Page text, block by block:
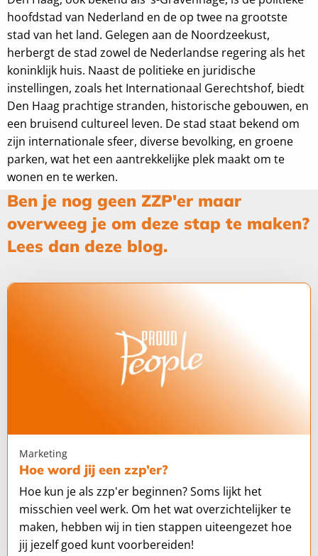
hoofdstad van Nederland en de op twee na grootste
stad van het land. Gelegen aan de Noordzeekust,
herbergt de stad zowel de Nederlandse regering als het
koninklijk huis. Naast de politieke en juridische
instellingen, zoals het Internationaal Gerechtshof, biedt
Den Haag prachtige stranden, historische gebouwen, en
een bruisend cultureel leven. De stad staat bekend om
zijn internationale sfeer, diverse bevolking, en groene
parken, wat het een aantrekkelijke plek maakt om te
wonen en te werken.
Ben je nog geen ZZP'er maar
overweeg je om deze stap te maken?
Lees dan deze blog.
Marketing
Hoe word jij een zzp’er?
Hoe kun je als zzp'er beginnen? Soms lijkt het
misschien veel werk. Om het wat overzichtelijker te
maken, hebben wij in tien stappen uiteengezet hoe
jij jezelf goed kunt voorbereiden!
Lees